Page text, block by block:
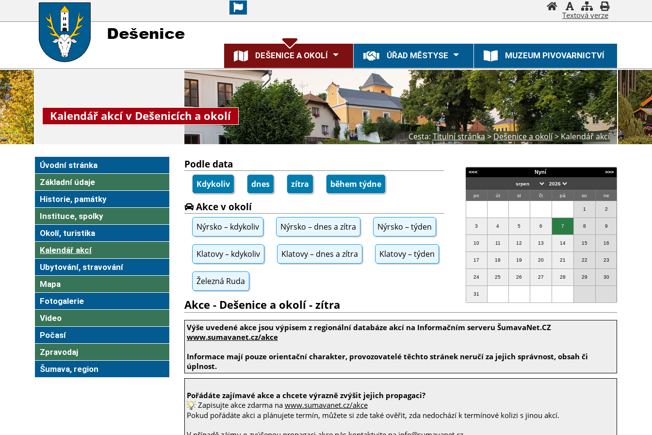
Textová verze
DEŠENICE A OKOLÍ ÚŘAD MĚSTYSE MUZEUM PIVOVARNICTVÍ
Kalendář akcí v Dešenicích a okolí
Cesta: Titulní stránka >Dešenice a okolí> Kalendář akcí
Úvodní stránka
Základní údaje
Historie, památky
Instituce, spolky
Okolí, turistika
Kalendář akcí
Ubytování, stravování
Mapa
Fotogalerie
Video
Počasí
Zpravodaj
Šumava, region
<<< Nyní >>>
po út st čt pá so ne
1 2
3 4 5 6 7 8 9
10 11 12 13 14 15 16
17 18 19 20 21 22 23
24 25 26 27 28 29 30
31
Podle data
Kdykoliv dnes zítra během týdne
Akce v okolí
Nýrsko – kdykoliv Nýrsko – dnes a zítra Nýrsko – týden
Klatovy – kdykoliv Klatovy – dnes a zítra Klatovy – týden
Železná Ruda
Akce - Dešenice a okolí - zítra
Výše uvedené akce jsou výpisem z regionální databáze akcí na Informačním serveru ŠumavaNet.CZ
www.sumavanet.cz/akce
Informace mají pouze orientační charakter, provozovatelé těchto stránek neručí za jejich správnost, obsah či
úplnost.
Pořádáte zajímavé akce a chcete výrazně zvýšit jejich propagaci?
Zapisujte akce zdarma na www.sumavanet.cz/akce
Pokud pořádáte akci a plánujete termín, můžete si zde také ověřit, zda nedochází k termínové kolizi s jinou akcí.